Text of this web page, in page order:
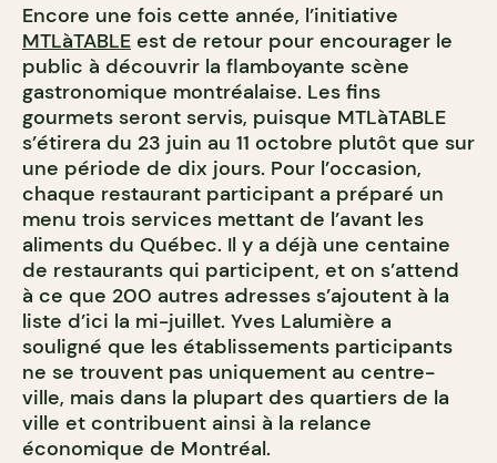
Encore une fois cette année, l’initiative
MTLàTABLE est de retour pour encourager le
public à découvrir la flamboyante scène
gastronomique montréalaise. Les fins
gourmets seront servis, puisque MTLàTABLE
s’étirera du 23 juin au 11 octobre plutôt que sur
une période de dix jours. Pour l’occasion,
chaque restaurant participant a préparé un
menu trois services mettant de l’avant les
aliments du Québec. Il y a déjà une centaine
de restaurants qui participent, et on s’attend
à ce que 200 autres adresses s’ajoutent à la
liste d’ici la mi-juillet. Yves Lalumière a
souligné que les établissements participants
ne se trouvent pas uniquement au centre-
ville, mais dans la plupart des quartiers de la
ville et contribuent ainsi à la relance
économique de Montréal.